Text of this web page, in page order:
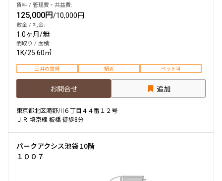
賃料 / 管理費・共益費:
125,000円/10,000円
敷金 / 礼金:
1.0ヶ月/無
間取り / 面積:
1K/25.60㎡
三井の賃貸 駅近 ペット可
お問合せ 追加
東京都北区滝野川６丁目４４番１２号
ＪＲ 埼京線 板橋 徒歩8分
パークアクシス池袋 10階
１００７